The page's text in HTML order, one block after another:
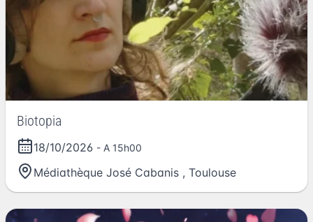
Biotopia
18/10/2026 - A 15h00
Médiathèque José Cabanis , Toulouse